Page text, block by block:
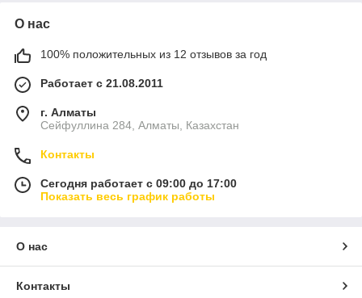
О нас
100% положительных из 12 отзывов за год
Работает с 21.08.2011
г. Алматы
Сейфуллина 284, Алматы, Казахстан
Контакты
Сегодня работает с 09:00 до 17:00
Показать весь график работы
О нас
Контакты